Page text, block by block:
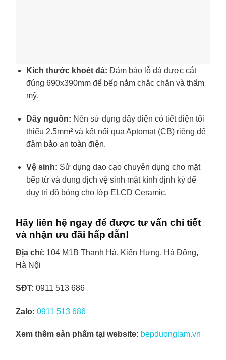
Kích thước khoét đá: Đảm bảo lỗ đá được cắt
đúng 690x390mm để bếp nằm chắc chắn và thẩm
mỹ.
Dây nguồn: Nên sử dụng dây điện có tiết diện tối
thiểu 2.5mm² và kết nối qua Aptomat (CB) riêng để
đảm bảo an toàn điện.
Vệ sinh: Sử dụng dao cạo chuyên dụng cho mặt
bếp từ và dung dịch vệ sinh mặt kính định kỳ để
duy trì độ bóng cho lớp ELCD Ceramic.
Hãy liên hệ ngay để được tư vấn chi tiết
và nhận ưu đãi hấp dẫn!
Địa chỉ: 104 M1B Thanh Hà, Kiến Hưng, Hà Đông,
Hà Nội
SĐT: 0911 513 686
Zalo: 0911 513 686
Xem thêm sản phẩm tại website: bepduonglam.vn